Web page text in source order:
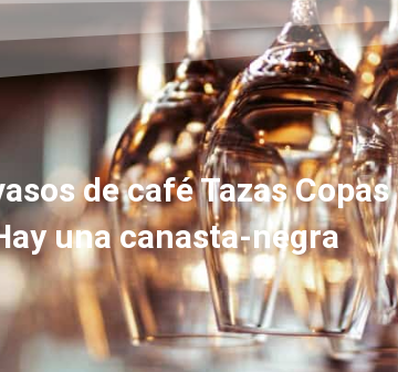
de café Tazas
una canasta-negra